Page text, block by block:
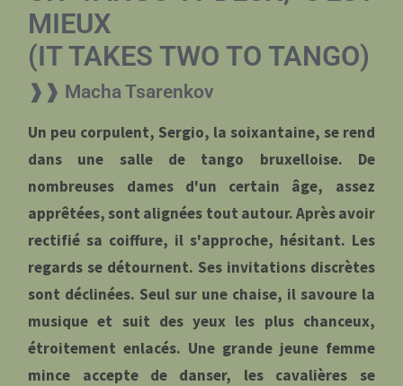
MIEUX
(IT TAKES TWO TO TANGO)
❱❱ Macha Tsarenkov
Un peu corpulent, Sergio, la soixantaine, se rend
dans une salle de tango bruxelloise. De
nombreuses dames d'un certain âge, assez
apprêtées, sont alignées tout autour. Après avoir
rectifié sa coiffure, il s'approche, hésitant. Les
regards se détournent. Ses invitations discrètes
sont déclinées. Seul sur une chaise, il savoure la
musique et suit des yeux les plus chanceux,
étroitement enlacés. Une grande jeune femme
mince accepte de danser, les cavalières se